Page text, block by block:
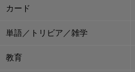
カード
単語／トリビア／雑学
教育